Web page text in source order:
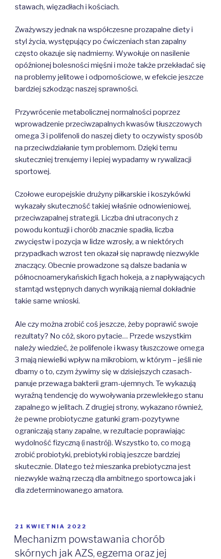
stawach, więzadłach i kościach.
Zważywszy jednak na współczesne prozapalne diety i
styl życia, występujący po ćwiczeniach stan zapalny
często okazuje się nadmierny. Wywołuje on nasilenie
opóźnionej bolesności mięśni i może także przekładać się
na problemy jelitowe i odpornościowe, w efekcie jeszcze
bardziej szkodząc naszej sprawności.
Przywrócenie metabolicznej normalności poprzez
wprowadzenie przeciwzapalnych kwasów tłuszczowych
omega 3 i polifenoli do naszej diety to oczywisty sposób
na przeciwdziałanie tym problemom. Dzięki temu
skuteczniej trenujemy i lepiej wypadamy w rywalizacji
sportowej.
Czołowe europejskie drużyny piłkarskie i koszykówki
wykazały skuteczność takiej właśnie odnowieniowej,
przeciwzapalnej strategii. Liczba dni utraconych z
powodu kontuzji i chorób znacznie spadła, liczba
zwycięstw i pozycja w lidze wzrosły, a w niektórych
przypadkach wzrost ten okazał się naprawdę niezwykle
znaczący. Obecnie prowadzone są dalsze badania w
północnoamerykańskich ligach hokeja, a z napływających
stamtąd wstępnych danych wynikają niemal dokładnie
takie same wnioski.
Ale czy można zrobić coś jeszcze, żeby poprawić swoje
rezultaty? No cóż, skoro pytacie… Przede wszystkim
należy wiedzieć, że polifenole i kwasy tłuszczowe omega
3 mają niewielki wpływ na mikrobiom, w którym – jeśli nie
dbamy o to, czym żywimy się w dzisiejszych czasach-
panuje przewaga bakterii gram-ujemnych. Te wykazują
wyraźną tendencję do wywoływania przewlekłego stanu
zapalnego w jelitach. Z drugiej strony, wykazano również,
że pewne probiotyczne gatunki gram-pozytywne
ograniczają stany zapalne, w rezultacie poprawiając
wydolność fizyczną (i nastrój). Wszystko to, co mogą
zrobić probiotyki, prebiotyki robią jeszcze bardziej
skutecznie. Dlatego też mieszanka prebiotyczna jest
niezwykle ważną rzeczą dla ambitnego sportowca jak i
dla zdeterminowanego amatora.
OPUBLIKOWANE
W
21 KWIETNIA 2022
Mechanizm powstawania chorób
skórnych jak AZS, egzema oraz jej